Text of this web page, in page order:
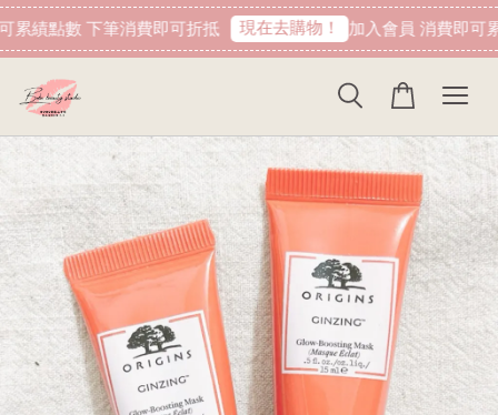
績點數 下筆消費即可折抵 現在去購物！ 加入會員 消費即可
現貨:fire:BOBO美妝:rose:官方授權經銷 日本NIPPI 日本製100%純膠原蛋白胜肽白金版 1盒3袋(附5g湯匙) 易吸收
8 小時前